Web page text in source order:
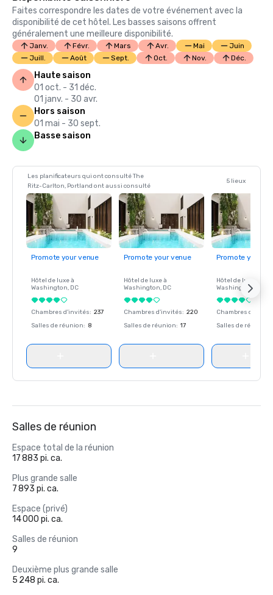
Faites correspondre les dates de votre événement avec la
disponibilité de cet hôtel. Les basses saisons offrent
généralement une meilleure disponibilité.
Janv. Févr. Mars Avr. Mai
Juin
Juill.
Août Sept. Oct. Nov. Déc.
Haute saison
01 oct. - 31 déc.
01 janv. - 30 avr.
Hors saison
01 mai - 30 sept.
Basse saison
Les planificateurs qui ont consulté The
Ritz-Carlton, Portland ont aussi consulté
5 lieux
Promote your venue
Hôtel de luxe à
Washington, DC
Chambres d'invités: 237
Salles de réunion: 8
Promote your venue
Hôtel de luxe à
Washington, DC
Chambres d'invités: 220
Salles de réunion: 17
Promote your
Hôtel de luxe à
Washington
Chambres
Salles de réunion
Salles de réunion
Espace total de la réunion
17 883 pi. ca.
Plus grande salle
7 893 pi. ca.
Espace (privé)
14 000 pi. ca.
Salles de réunion
9
Deuxième plus grande salle
5 248 pi. ca.